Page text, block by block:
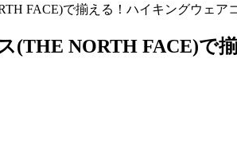
FACE)で揃える！ハイキングウェア
(THE NORTH FACE)で